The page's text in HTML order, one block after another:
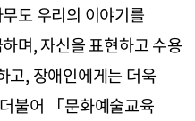
도 우리의 이야기를
며, 자신을 표현하고 수용
고, 장애인에게는 더욱
불어 「문화예술교육